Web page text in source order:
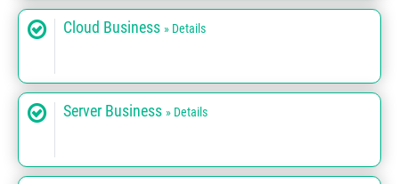
Cloud Business » Details
Server Business » Details